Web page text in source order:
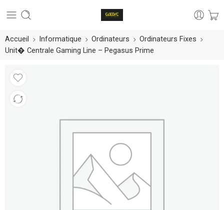
Accueil Informatique Ordinateurs
Ordinateurs Fixes
Unit� Centrale Gaming Line – Pegasus Prime